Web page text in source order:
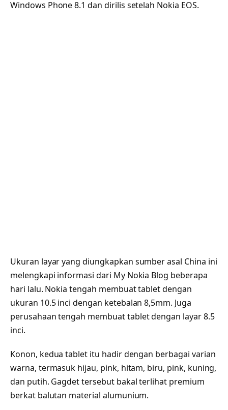
Windows Phone 8.1 dan dirilis setelah Nokia EOS.
Ukuran layar yang diungkapkan sumber asal China ini
melengkapi informasi dari My Nokia Blog beberapa
hari lalu. Nokia tengah membuat tablet dengan
ukuran 10.5 inci dengan ketebalan 8,5mm. Juga
perusahaan tengah membuat tablet dengan layar 8.5
inci.
Konon, kedua tablet itu hadir dengan berbagai varian
warna, termasuk hijau, pink, hitam, biru, pink, kuning,
dan putih. Gagdet tersebut bakal terlihat premium
berkat balutan material alumunium.